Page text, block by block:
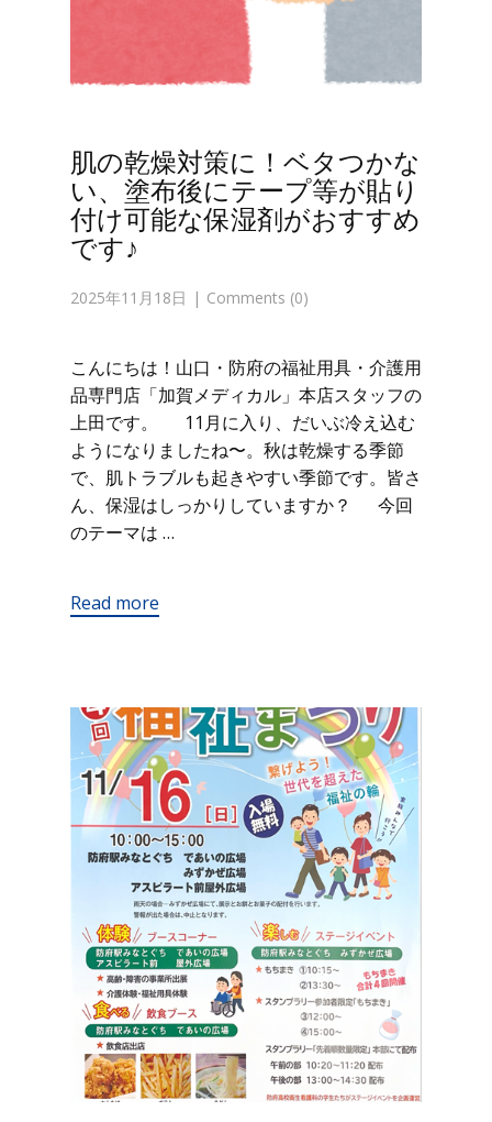
肌の乾燥対策に！ベタつかな
い、塗布後にテープ等が貼り
付け可能な保湿剤がおすすめ
です♪
2025年11月18日 Comments (0)
こんにちは！山口・防府の福祉用具・介護用
品専門店「加賀メディカル」本店スタッフの
上田です。 11月に入り、だいぶ冷え込む
ようになりましたね〜。秋は乾燥する季節
で、肌トラブルも起きやすい季節です。皆さ
ん、保湿はしっかりしていますか？ 今回
のテーマは …
Read more